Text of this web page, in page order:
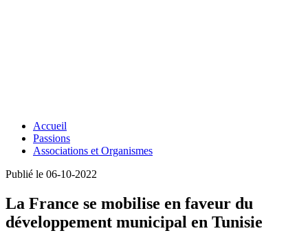
Accueil
Passions
Associations et Organismes
Publié le 06-10-2022
La France se mobilise en faveur du
développement municipal en Tunisie